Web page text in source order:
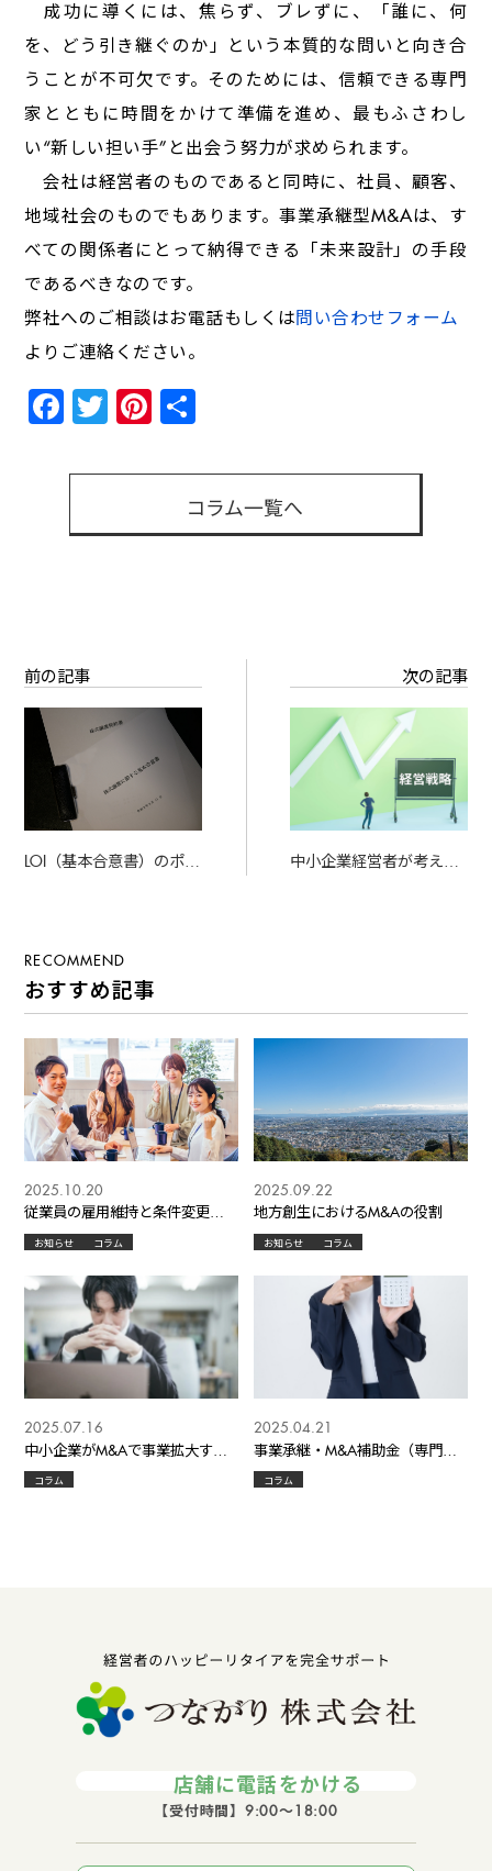
成功に導くには、焦らず、ブレずに、「誰に、何
を、どう引き継ぐのか」という本質的な問いと向き合
うことが不可欠です。そのためには、信頼できる専門
家とともに時間をかけて準備を進め、最もふさわし
い“新しい担い手”と出会う努力が求められます。
会社は経営者のものであると同時に、社員、顧客、
地域社会のものでもあります。事業承継型M&Aは、す
べての関係者にとって納得できる「未来設計」の手段
であるべきなのです。
弊社へのご相談はお電話もしくは 問い合わせフォーム
よりご連絡ください。
Facebook
TwitterPinterest
コラム一覧へ
前の記事
LOI（基本合意書）のポイ
次の記事
中小企業経営者が考える
RECOMMEND
おすすめ記事
従業員の雇用維持と条件変更：
2025.10.20
お知らせ コラム
地方創生におけるM&Aの役割
2025.09.22
お知らせ コラム
中小企業がM&Aで事業拡大する
2025.07.16
コラム
事業承継・M&A補助金（専門家
2025.04.21
コラム
店舗に電話をかける
【受付時間】9:00～18:00